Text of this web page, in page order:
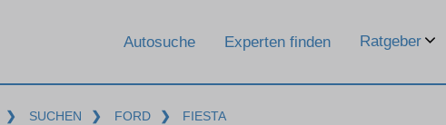
Autosuche Experten finden Ratgeber
❯ SUCHEN ❯ FORD ❯ FIESTA